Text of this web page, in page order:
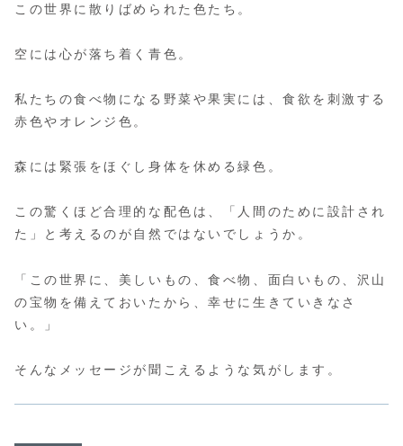
この世界に散りばめられた色たち。
空には心が落ち着く青色。
私たちの食べ物になる野菜や果実には、食欲を刺激する
赤色やオレンジ色。
森には緊張をほぐし身体を休める緑色。
この驚くほど合理的な配色は、「人間のために設計され
た」と考えるのが自然ではないでしょうか。
「この世界に、美しいもの、食べ物、面白いもの、沢山
の宝物を備えておいたから、幸せに生きていきなさ
い。」
そんなメッセージが聞こえるような気がします。